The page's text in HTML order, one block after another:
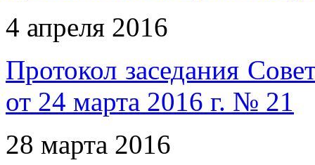
4 апреля 2016
Протокол заседания
от 24 марта 2016 г. № 21
28 марта 2016